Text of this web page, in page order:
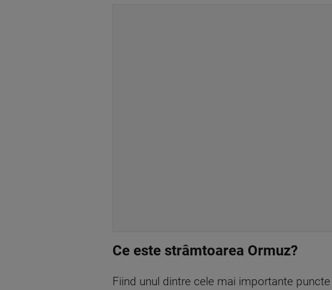
Ce este strâmtoarea Ormuz?
Fiind unul dintre cele mai importante